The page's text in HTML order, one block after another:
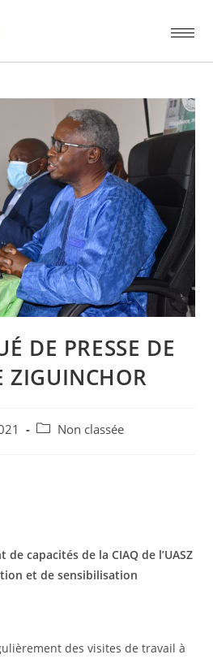
DE PRESSE DE
ZIGUINCHOR
Non classée
capacités de la CIAQ de l’UASZ
et de sensibilisation
des visites de travail à